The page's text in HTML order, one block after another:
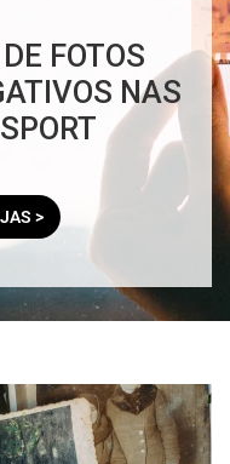
FOTOS
NAS
>